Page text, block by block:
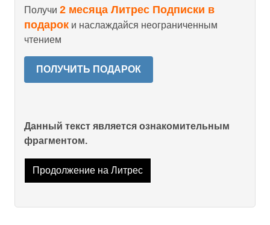
Получи 2 месяца Литрес Подписки в
подарок и наслаждайся неограниченным
чтением
ПОЛУЧИТЬ ПОДАРОК
Данный текст является ознакомительным
фрагментом.
Продолжение на Литрес